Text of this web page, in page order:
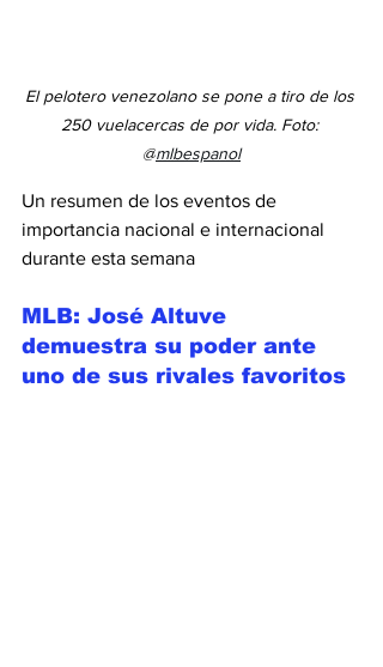
El pelotero venezolano se pone a tiro de los
250 vuelacercas de por vida. Foto:
@mlbespanol
Un resumen de los eventos de
importancia nacional e internacional
durante esta semana
MLB: José Altuve
demuestra su poder ante
uno de sus rivales favoritos